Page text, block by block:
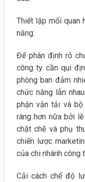
Thiết lập mối quan
năng:
Để phân định rõ
công ty cần qui
phòng ban đảm
chức năng lẫn
phận vận tải và
ràng hơn nữa bởi
chặt chẽ và phụ
chiến lược
của chi nhánh công
Cải cách chế độ